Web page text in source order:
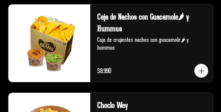
Caja de Nachos con Guacamole🌶️ y
Hummus
Caja de crujientes nachos con guacamole🌶️ y
hummus
$8.990
Choclo Wey